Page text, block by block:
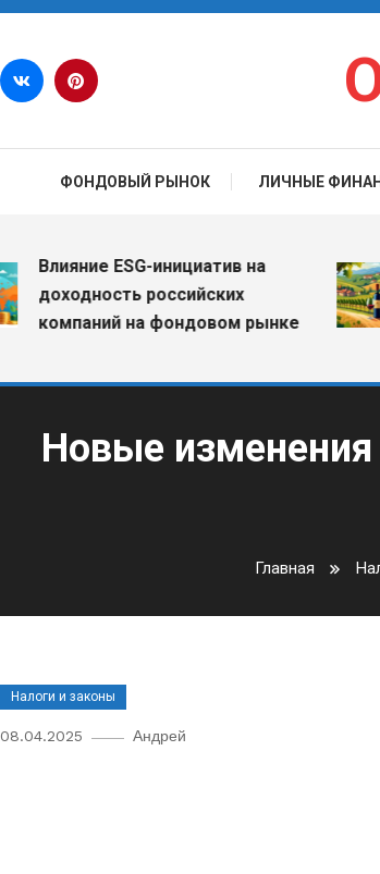
Перейти к содержимому
ФОНДОВЫЙ РЫНОК ЛИЧНЫЕ
Влияние ESG-инициатив на
доходность российских
компаний на фондовом рынке
Новые изменения
Главная
Налоги и законы
08.04.2025 Андрей